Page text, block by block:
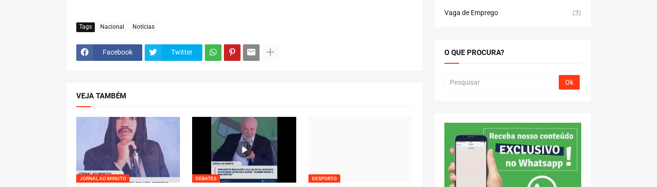
Tags Nacional Notícias
Facebook Twitter
VEJA TAMBÉM
JORNAL AO MINUTO DEBATES DESPORTO
Vaga de Emprego (3)
O QUE PROCURA?